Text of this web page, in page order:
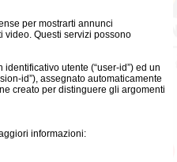
per mostrarti annunci
video. Questi servizi possono
utente (“user-id”) ed un
id”), assegnato automaticamente
creato per distinguere gli argomenti
informazioni: